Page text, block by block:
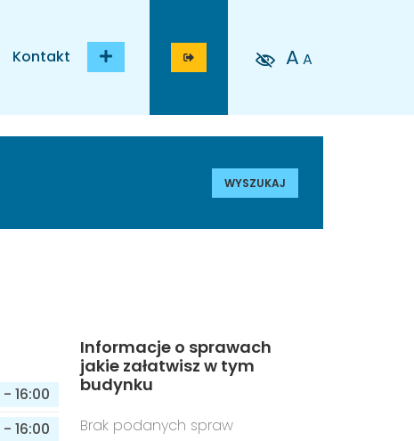
Kontakt A A
WYSZUKAJ
- 16:00
- 16:00
Informacje o sprawach
jakie załatwisz w tym
budynku
Brak podanych spraw